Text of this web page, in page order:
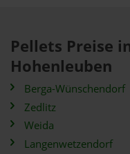
Pellets Preise
Hohenleuben
Berga-Wünschendorf
Zedlitz
Weida
Langenwetzendorf